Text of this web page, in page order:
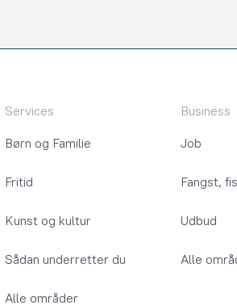
Services
Børn og Familie
Fritid
Kunst og kultur
Sådan underretter du
Alle områder
Business
Job
Fangst,
Udbud
Alle